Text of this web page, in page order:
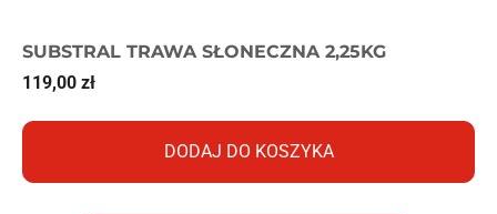
SUBSTRAL TRAWA SŁONECZNA 2,25KG
119,00 zł
DODAJ DO KOSZYKA